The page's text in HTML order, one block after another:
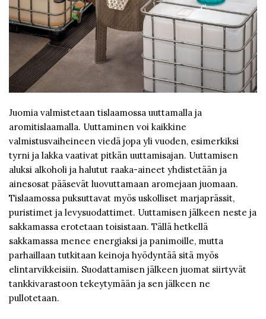
Juomia valmistetaan tislaamossa uuttamalla ja
aromitislaamalla. Uuttaminen voi kaikkine
valmistusvaiheineen viedä jopa yli vuoden, esimerkiksi
tyrni ja lakka vaativat pitkän uuttamisajan. Uuttamisen
aluksi alkoholi ja halutut raaka-aineet yhdistetään ja
ainesosat pääsevät luovuttamaan aromejaan juomaan.
Tislaamossa puksuttavat myös uskolliset marjaprässit,
puristimet ja levysuodattimet. Uuttamisen jälkeen neste ja
sakkamassa erotetaan toisistaan. Tällä hetkellä
sakkamassa menee energiaksi ja panimoille, mutta
parhaillaan tutkitaan keinoja hyödyntää sitä myös
elintarvikkeisiin. Suodattamisen jälkeen juomat siirtyvät
tankkivarastoon tekeytymään ja sen jälkeen ne
pullotetaan.